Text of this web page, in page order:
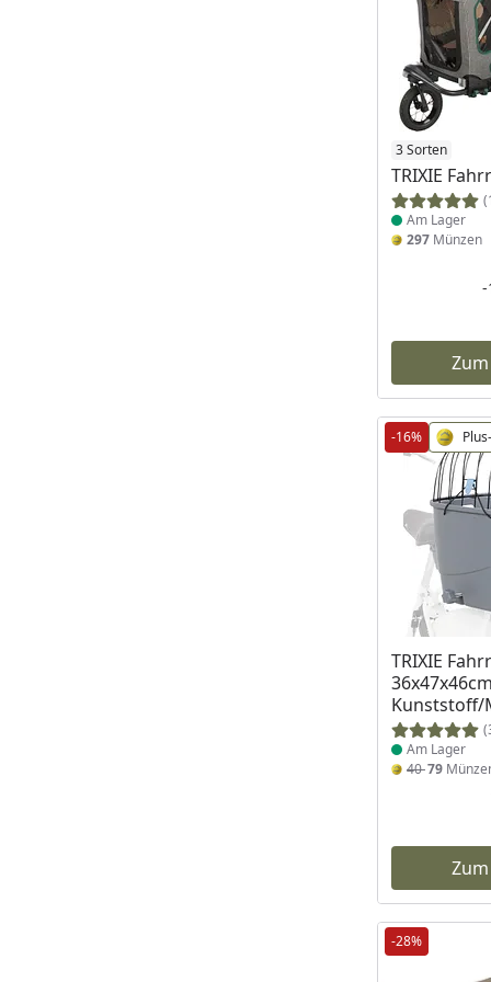
3 Sorten
TRIXIE
Produkt am
Am Lager
297 Münzen
-
-16%
TRIXIE
Kunststoff/
Produkt
Am Lager
4079
-28%